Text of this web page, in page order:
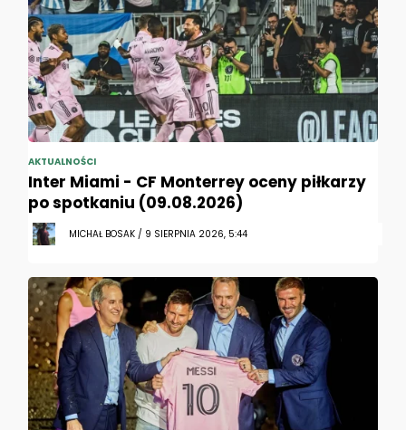
AKTUALNOŚCI
Inter Miami - CF Monterrey oceny piłkarzy
po spotkaniu (09.08.2026)
MICHAŁ BOSAK / 9 SIERPNIA 2026, 5:44